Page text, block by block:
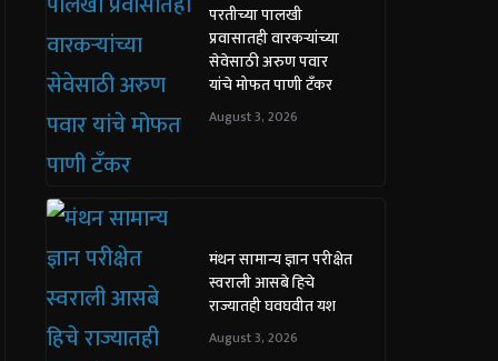
परतीच्या पालखी
प्रवासातही वारकऱ्यांच्या
सेवेसाठी अरुण पवार
यांचे मोफत पाणी टँकर
August 3, 2026
मंथन सामान्य ज्ञान परीक्षेत
स्वराली आसबे हिचे
राज्यातही घवघवीत यश
August 3, 2026